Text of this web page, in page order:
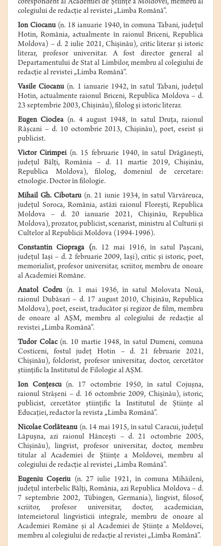
corespondent al Academiei de Ştiinţe a Moldovei, membru al
colegiului de redacţie al revistei „Limba Română”.
Ion Ciocanu (n. 18 ianuarie 1940, în comuna Tabani, judeţul
Hotin, România, actualmente în raionul Briceni, Republica
Moldova) – d. 2 iulie 2021, Chişinău), critic literar şi istoric
literar, profesor universitar. A fost director general al
Departamentului de Stat al Limbilor, membru al colegiului de
redacţie al revistei „Limba Română”.
Vasile Ciocanu (n. 1 ianuarie 1942, în satul Tabani, judeţul
Hotin, actualmente raionul Briceni, Republica Moldova – d.
23 septembrie 2003, Chişinău), filolog şi istoric literar.
Eugen Cioclea (n. 4 august 1948, în satul Druţa, raionul
Râşcani – d. 10 octombrie 2013, Chişinău), poet, eseist şi
publicist.
Victor Cirimpei(n. 15 februarie 1940, în satul Drăgăneşti,
judeţul Bălţi, România – d. 11 martie 2019, Chişinău,
Republica Moldova), filolog, domeniul de cercetare:
etnologie. Doctor în filologie.
Mihail Gh. Cibotaru (n. 21 iunie 1934, în satul Vărvăreuca,
judeţul Soroca, România, astăzi raionul Floreşti, Republica
Moldova
– d. 20 ianuarie 2021, Chişinău, Republica
Moldova), prozator, publicist, scenarist, ministru al Culturii şi
Cultelor al Republicii Moldova (1994-1996).
Constantin Ciopraga
(n. 12 mai 1916, în satul Paşcani,
judeţul Iaşi – d. 2 februarie 2009, Iaşi), critic şi istoric, poet,
memorialist, profesor universitar, scriitor, membru de onoare
al Academiei Române.
Anatol Codru (n. 1 mai 1936, în satul Molovata Nouă,
raionul Dubăsari – d. 17 august 2010, Chişinău, Republica
Moldova), poet, eseist, traducător şi regizor de film, membru
de onoare al AŞM, membru al colegiului de redacţie al
revistei „Limba Română”.
Tudor Colac(n. 10 martie 1948, în satul Dumeni, comuna
Costiceni, fostul judeţ Hotin – d. 21 februarie 2021,
Chişinău), folclorist, profesor universitar, doctor, cercetător
ştiinţific la Institutul de Filologie al AŞM.
Ion Conțescu(n. 17 octombrie 1950, în satul Cojușna,
raionul Strășeni – d. 16 octombrie 2009, Chișinău), istoric,
publicist, cercetător științific la Institutul de Științe al
Educației, redactor la revista „Limba Română”.
Nicolae Corlăteanu (n. 14 mai 1915, în satul Caracui, judeţul
Lăpuşna, azi raionul Hânceşti– d. 21 octombrie 2005,
Chişinău), lingvist, profesor universitar, doctor, membru
titular al Academiei de Ştiinţe a Moldovei, membru al
colegiului de redacţie al revistei „Limba Română”.
Eugeniu Coşeriu (n. 27 iulie 1921, în comuna Mihăileni,
judeţul interbelic Bălţi, România, azi Republica Moldova – d.
7 septembrie 2002, Tübingen, Germania), lingvist, filosof,
scriitor, profesor universitar, doctor, academician,
întemeietorul lingvisticii integrale, membru de onoare al
Academiei Române şi al Academiei de Ştiinţe a Moldovei,
membru al colegiului de redacţie al revistei „Limba Română”.